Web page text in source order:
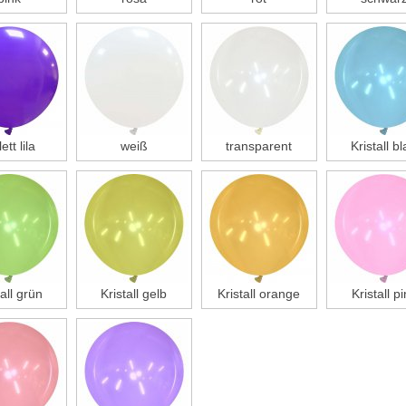
lila weiß transparent Kristall
grün Kristall gelb Kristall orange Kristall